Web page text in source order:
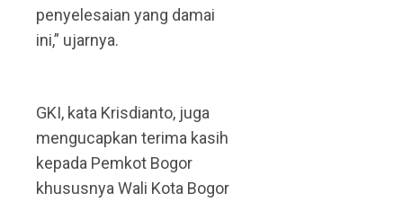
penyelesaian yang damai
ini,” ujarnya.
GKI, kata Krisdianto, juga
mengucapkan terima kasih
kepada Pemkot Bogor
khususnya Wali Kota Bogor